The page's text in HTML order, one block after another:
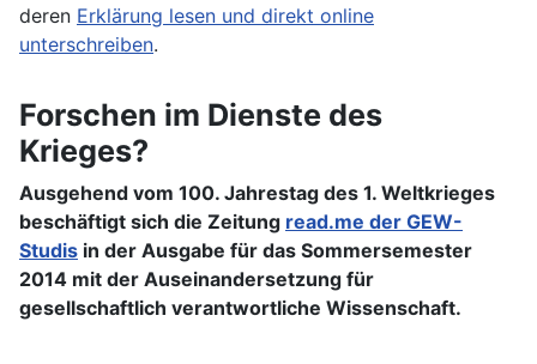
deren Erklärung lesen und direkt online
unterschreiben.
Forschen im Dienste des
Krieges?
Ausgehend vom 100. Jahrestag des 1. Weltkrieges
beschäftigt sich die Zeitung read.me der GEW-
Studis in der Ausgabe für das Sommersemester
2014 mit der Auseinandersetzung für
gesellschaftlich verantwortliche Wissenschaft.